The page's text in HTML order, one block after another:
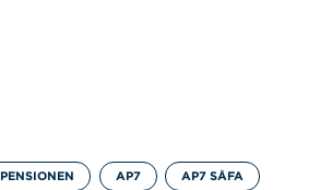
AP7 AP7 SÅFA